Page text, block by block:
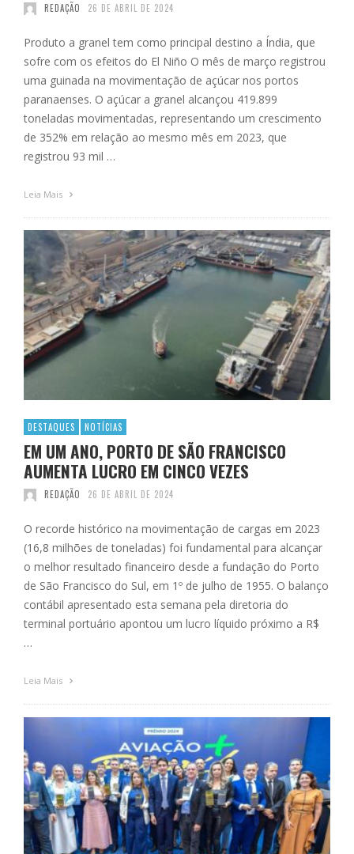
REDAÇÃO 26 DE ABRIL DE 2024
Produto a granel tem como principal destino a Índia, que
sofre com os efeitos do El Niño O mês de março registrou
uma guinada na movimentação de açúcar nos portos
paranaenses. O açúcar a granel alcançou 419.899
toneladas movimentadas, representando um crescimento
de 352% em relação ao mesmo mês em 2023, que
registrou 93 mil …
Leia Mais
DESTAQUES NOTÍCIAS
EM UM ANO, PORTO DE SÃO FRANCISCO
AUMENTA LUCRO EM CINCO VEZES
REDAÇÃO 26 DE ABRIL DE 2024
O recorde histórico na movimentação de cargas em 2023
(16,8 milhões de toneladas) foi fundamental para alcançar
o melhor resultado financeiro desde a fundação do Porto
de São Francisco do Sul, em 1º de julho de 1955. O balanço
contábil apresentado esta semana pela diretoria do
terminal portuário apontou um lucro líquido próximo a R$
…
Leia Mais